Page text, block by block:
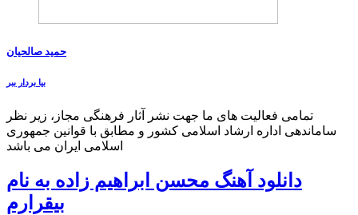
حمید صالحیان
بیا بردار ببر
تمامی فعالیت های ما جهت نشر آثار فرهنگی مجاز، زیر نظر
ساماندهی اداره ارشاد اسلامی کشور و مطابق با قوانین جمهوری
اسلامی ایران می باشد
دانلود آهنگ محسن ابراهیم زاده به نام
بیقرارم